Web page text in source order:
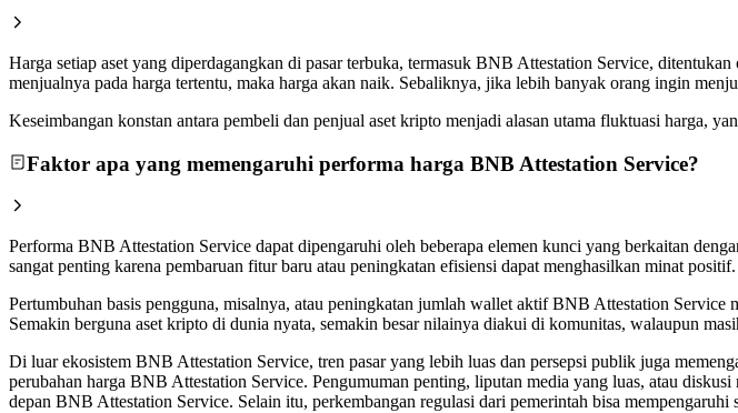
Harga setiap aset yang diperdagangkan di pasar terbuka, termasuk BNB Attestation Service,
menjualnya pada harga tertentu, maka harga akan naik. Sebaliknya, jika lebih banyak orang ingin
Keseimbangan konstan antara pembeli dan penjual aset kripto menjadi alasan utama fluktuasi harga,
Faktor apa yang memengaruhi performa harga BNB Attestation Service?
Performa BNB Attestation Service dapat dipengaruhi oleh beberapa elemen kunci yang berkaitan
sangat penting karena pembaruan fitur baru atau peningkatan efisiensi dapat menghasilkan minat
Pertumbuhan basis pengguna, misalnya, atau peningkatan jumlah wallet aktif BNB Attestation
Semakin berguna aset kripto di dunia nyata, semakin besar nilainya diakui di komunitas, walaupun
Di luar ekosistem BNB Attestation Service, tren pasar yang lebih luas dan persepsi publik juga
perubahan harga BNB Attestation Service. Pengumuman penting, liputan media yang luas, atau
depan BNB Attestation Service. Selain itu, perkembangan regulasi dari pemerintah bisa